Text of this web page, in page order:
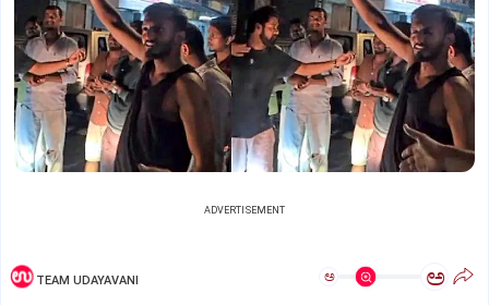
ADVERTISEMENT
TEAM UDAYAVANI ಅ ಅ